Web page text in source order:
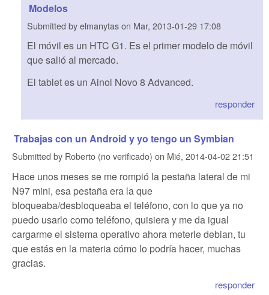
Modelos
Submitted byelmanytason Mar, 2013-01-29 17:08
El móvil es un HTC G1. Es el primer modelo de móvil
que salió al mercado.
El tablet es un Ainol Novo 8 Advanced.
responder
Trabajas con un Android y yo tengo un Symbian
Submitted by Roberto (no verificado) on Mié, 2014-04-02 21:51
Hace unos meses se me rompió la pestaña lateral de mi
N97 mini, esa pestaña era la que
bloqueaba/desbloqueaba el teléfono, con lo que ya no
puedo usarlo como teléfono, quisiera y me da igual
cargarme el sistema operativo ahora meterle debian, tu
que estás en la materia cómo lo podría hacer, muchas
gracias.
responder